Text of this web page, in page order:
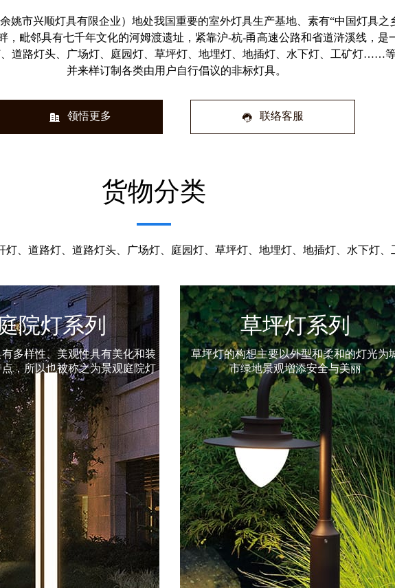
姚市兴顺灯具有限企业）地处我国重要的室外灯具生产基地、素有“中国灯具之
毗邻具有七千年文化的河姆渡遗址，紧靠沪-杭-甬高速公路和省道浒溪线，是
道路灯头、广场灯、庭园灯、草坪灯、地埋灯、地插灯、水下灯、工矿灯……等
并来样订制各类由用户自行倡议的非标灯具。
领悟更多 联络客服
货物分类
灯、道路灯、道路灯头、广场灯、庭园灯、草坪灯、地埋灯、地插灯、水下灯、
坪灯系列
主要以外型和柔和的灯光为城
地景观增添安全与美丽
墙壁灯系列
墙壁灯一般多配用乳白色的玻璃灯罩。灯
功率多在15-40瓦左右，光线淡雅和谐，可
环境点缀得优雅、富丽，尤以新婚居室特
适合